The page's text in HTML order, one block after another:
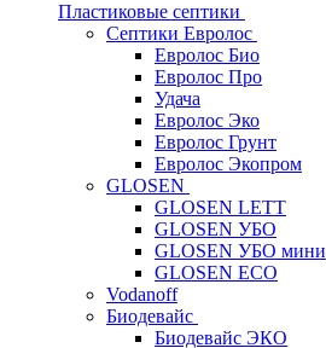
Пластиковые септики
Септики Евролос
Евролос Био
Евролос Про
Удача
Евролос Эко
Евролос Грунт
Евролос Экопром
GLOSEN
GLOSEN LETT
GLOSEN УБО
GLOSEN УБО мини
GLOSEN ECO
Vodanoff
Биодевайс
Биодевайс ЭКО